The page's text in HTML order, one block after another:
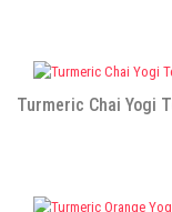
Turmeric Chai Yogi